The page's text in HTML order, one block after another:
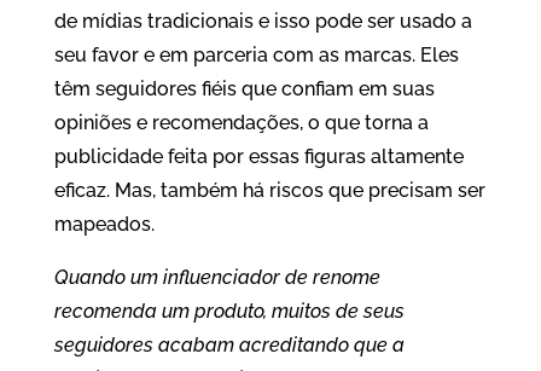
de mídias tradicionais e isso pode ser usado a
seu favor e em parceria com as marcas. Eles
têm seguidores fiéis que confiam em suas
opiniões e recomendações, o que torna a
publicidade feita por essas figuras altamente
eficaz. Mas, também há riscos que precisam ser
mapeados.
Quando um influenciador de renome
recomenda um produto, muitos de seus
seguidores acabam acreditando que a